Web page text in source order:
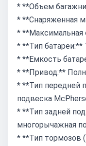
* **Объем
* **Снаряженная
* **Максимальная
* **Тип батареи:**
* **Емкость
* **Привод:**
* **Тип передней
подвеска
* **Тип задней
многорычажная
* **Тип тормозов